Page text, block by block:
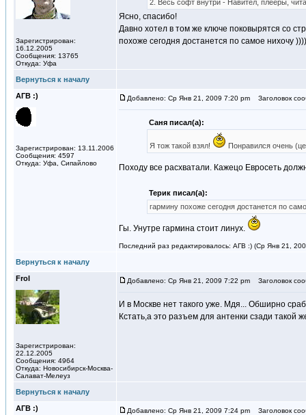
Зарегистрирован:
16.12.2005
Сообщения: 13765
Откуда: Уфа
2. Весь софт внутри - Навител, плееры,
Ясно, спасибо!
Давно хотел в том же ключе поковырятся со
похоже сегодня достанется по самое нихочу ))))
Вернуться к началу
АГВ :)
Зарегистрирован: 13.11.2006
Сообщения: 4597
Откуда: Уфа, Сипайлово
Добавлено: Ср Янв 21, 2009 7:20 pm Заголовок
Саня писал(а):
Я тож такой взял! Понравился очень
Походу все расхватали. Кажецо Евросеть
Терик писал(а):
гармину похоже сегодня достанется по
Гы. Унутре гармина стоит линух.
Последний раз редактировалось: АГВ :) (Ср Янв 21,
Вернуться к началу
Frol
Зарегистрирован:
22.12.2005
Сообщения: 4964
Откуда: Новосибирск-Москва-
Салават-Мелеуз
Добавлено: Ср Янв 21, 2009 7:22 pm Заголовок
И в Москве нет такого уже. Мдя... Обширно
Кстать,а это разъем для антенки сзади
Вернуться к началу
АГВ :)
Добавлено: Ср Янв 21, 2009 7:24 pm Заголовок